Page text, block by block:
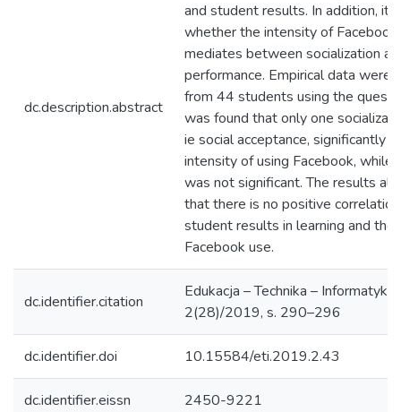
dc.description.abstract
and student results. In addition, it
whether the intensity of Facebook
mediates between socialization
performance. Empirical data were
from 44 students using the
was found that only one
ie social acceptance, significantly
intensity of using Facebook, while
was not significant. The results
that there is no positive
student results in learning and the
Facebook use.
dc.identifier.citation
Edukacja – Technika – Informatyka
2(28)/2019, s. 290–296
dc.identifier.doi 10.15584/eti.2019.2.43
dc.identifier.eissn 2450-9221